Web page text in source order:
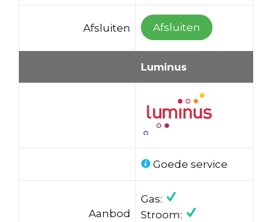
Afsluiten Afsluiten
Luminus
Goede service
Aanbod
Gas:
Stroom: